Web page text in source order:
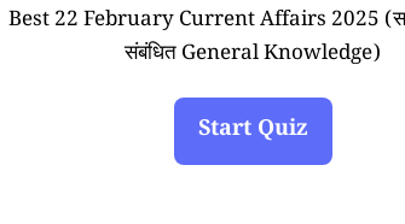
Best 22 February Current Affairs 2025
संबंधित General Knowledge)